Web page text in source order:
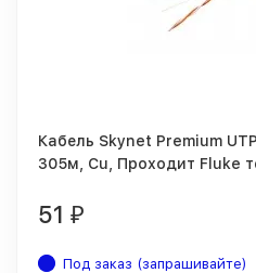
Кабель Skynet Premium
305м, Cu, Проходит Fluke
51 ₽
Под заказ (запрашивайте)